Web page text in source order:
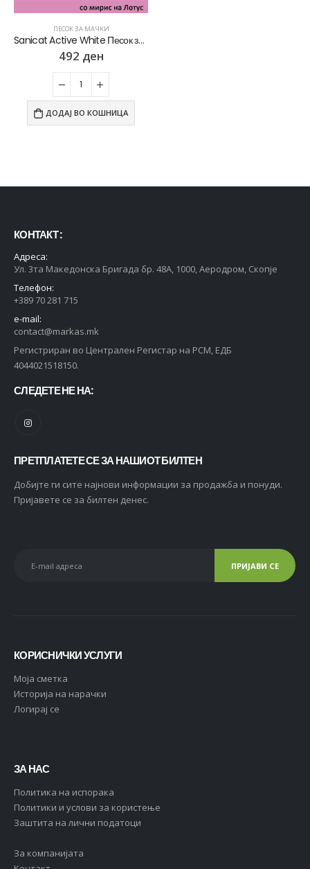
ПЕСОК ЗА МАЧКИ
Sanicat Active White Песок за мачки со мирис на Лотусов цвет [Кутија 6л]
492 ден
ДОДАЈ ВО КОШНИЦА
КОНТАКТ :
Адреса:
Ул. 3та Македонска Бригада бр. 48А, 1000, Аеродром, Скопје
Телефон:
+389 70 281 715
e-mail:
contact@markas.mk
Регистриран во Централен Регистар на РСМ, ЕДБ
4044021518150.
СЛЕДЕТЕ НЕ НА:
ПРЕТПЛАТЕТЕ СЕ ЗА НАШИОТ БИЛТЕН
Добијте ги сите најнови информации за продажба и понуди.
Пријавете се за билтен денес.
КОРИСНИЧКИ УСЛУГИ
Moja сметка
Историја на нарачки
Логирај се
ЗА НАС
Политика на испорака
Политики и услови за користење
Заштита на лични податоци
За компанијата